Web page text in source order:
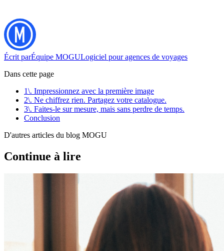
Écrit parÉquipe MOGULogiciel pour agences de voyages
Dans cette page
1\. Impressionnez avec la première image
2\. Ne chiffrez rien. Partagez votre catalogue.
3\. Faites-le sur mesure, mais sans perdre de temps.
Conclusion
D'autres articles du blog MOGU
Continue à lire